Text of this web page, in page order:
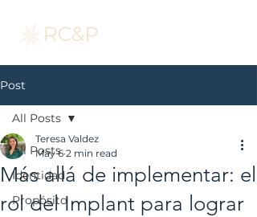
Post
All Posts
Identidad
Propósito
All Posts
Más allá de implementar: el
rol del Implant para lograr
Teresa Valdez
May 6 2 min read